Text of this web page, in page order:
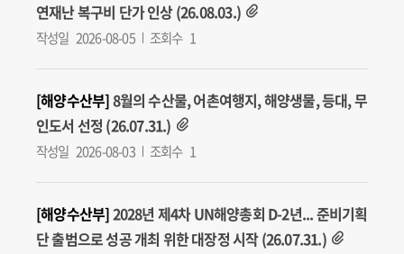
연재난 복구비 단가 인상 (26.08.03.)
작성일 2026-08-05 조회수 1
[해양수산부]8월의 수산물, 어촌여행지, 해양생물, 등대, 무
인도서 선정 (26.07.31.)
작성일 2026-08-03 조회수 1
[해양수산부]2028년 제4차 UN해양총회 D-2년... 준비기획
단 출범으로 성공 개최 위한 대장정 시작 (26.07.31.)